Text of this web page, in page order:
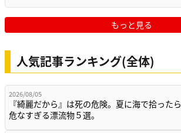
もっと見る
人気記事ランキング(全体)
2026/08/05
『綺麗だから』は死の危険。夏に海で拾ったら
危なすぎる漂流物５選。